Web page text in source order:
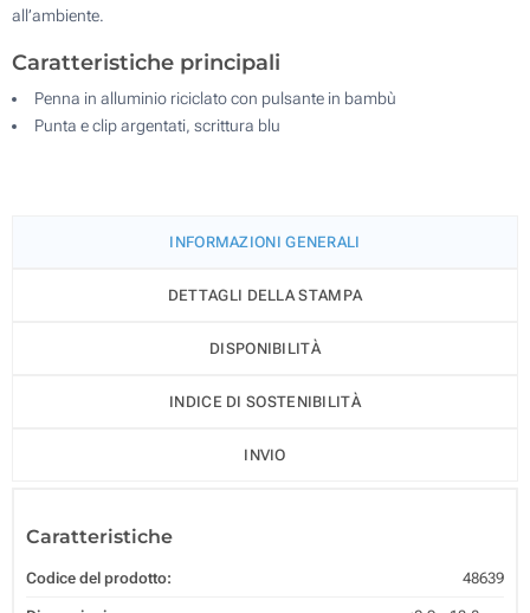
all’ambiente.
Caratteristiche principali
Penna in alluminio riciclato con pulsante in bambù
Punta e clip argentati, scrittura blu
INFORMAZIONI GENERALI
DETTAGLI DELLA STAMPA
DISPONIBILITÀ
INDICE DI SOSTENIBILITÀ
INVIO
Caratteristiche
Codice del prodotto: 48639